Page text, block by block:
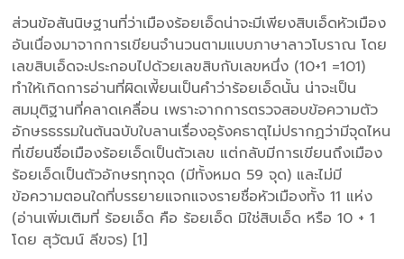
ส่วนข้อสันนิษฐานที่ว่าเมืองร้อยเอ็ดน่าจะมีเพียงสิบเอ็ดหัวเมือง
อันเนื่องมาจากการเขียนจำนวนตามแบบภาษาลาวโบราณ โดย
เลขสิบเอ็ดจะประกอบไปด้วยเลขสิบกับเลขหนึ่ง (10+1 =101)
ทำให้เกิดการอ่านที่ผิดเพี้ยนเป็นคำว่าร้อยเอ็ดนั้น น่าจะเป็น
สมมุติฐานที่คลาดเคลื่อน เพราะจากการตรวจสอบข้อความตัว
อักษรธรรมในต้นฉบับใบลานเรื่องอุรังคธาตุไม่ปรากฏว่ามีจุดไหน
ที่เขียนชื่อเมืองร้อยเอ็ดเป็นตัวเลข แต่กลับมีการเขียนถึงเมือง
ร้อยเอ็ดเป็นตัวอักษรทุกจุด (มีทั้งหมด 59 จุด) และไม่มี
ข้อความตอนใดที่บรรยายแจกแจงรายชื่อหัวเมืองทั้ง 11 แห่ง
(อ่านเพิ่มเติมที่ ร้อยเอ็ด คือ ร้อยเอ็ด มิใช่สิบเอ็ด หรือ 10 + 1
โดย สุวัฒน์ ลีขจร) [1]